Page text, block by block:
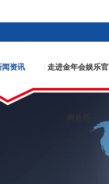
闻资讯 走进金年会娱乐官